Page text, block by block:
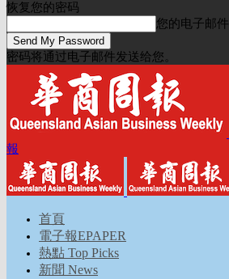
恢复您的密码
您的电子邮件
密码将通过电子邮件发送给您。
報
首頁
電子報EPAPER
熱點 Top Picks
新聞 News